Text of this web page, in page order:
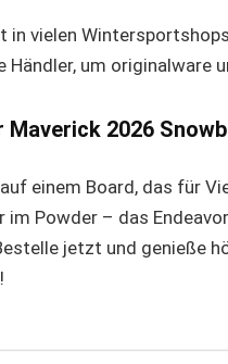
in vielen
Händler, um originalware
Maverick 2026
einem Board, das für
im Powder – das
jetzt und genieße